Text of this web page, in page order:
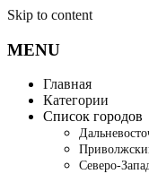
Skip to content
MENU
Главная
Категории
Список городов
Северо-